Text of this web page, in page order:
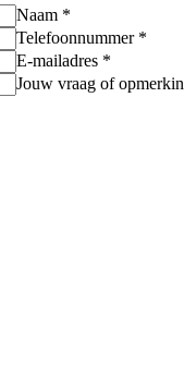
Naam *
Telefoonnummer *
E-mailadres *
Jouw vraag of